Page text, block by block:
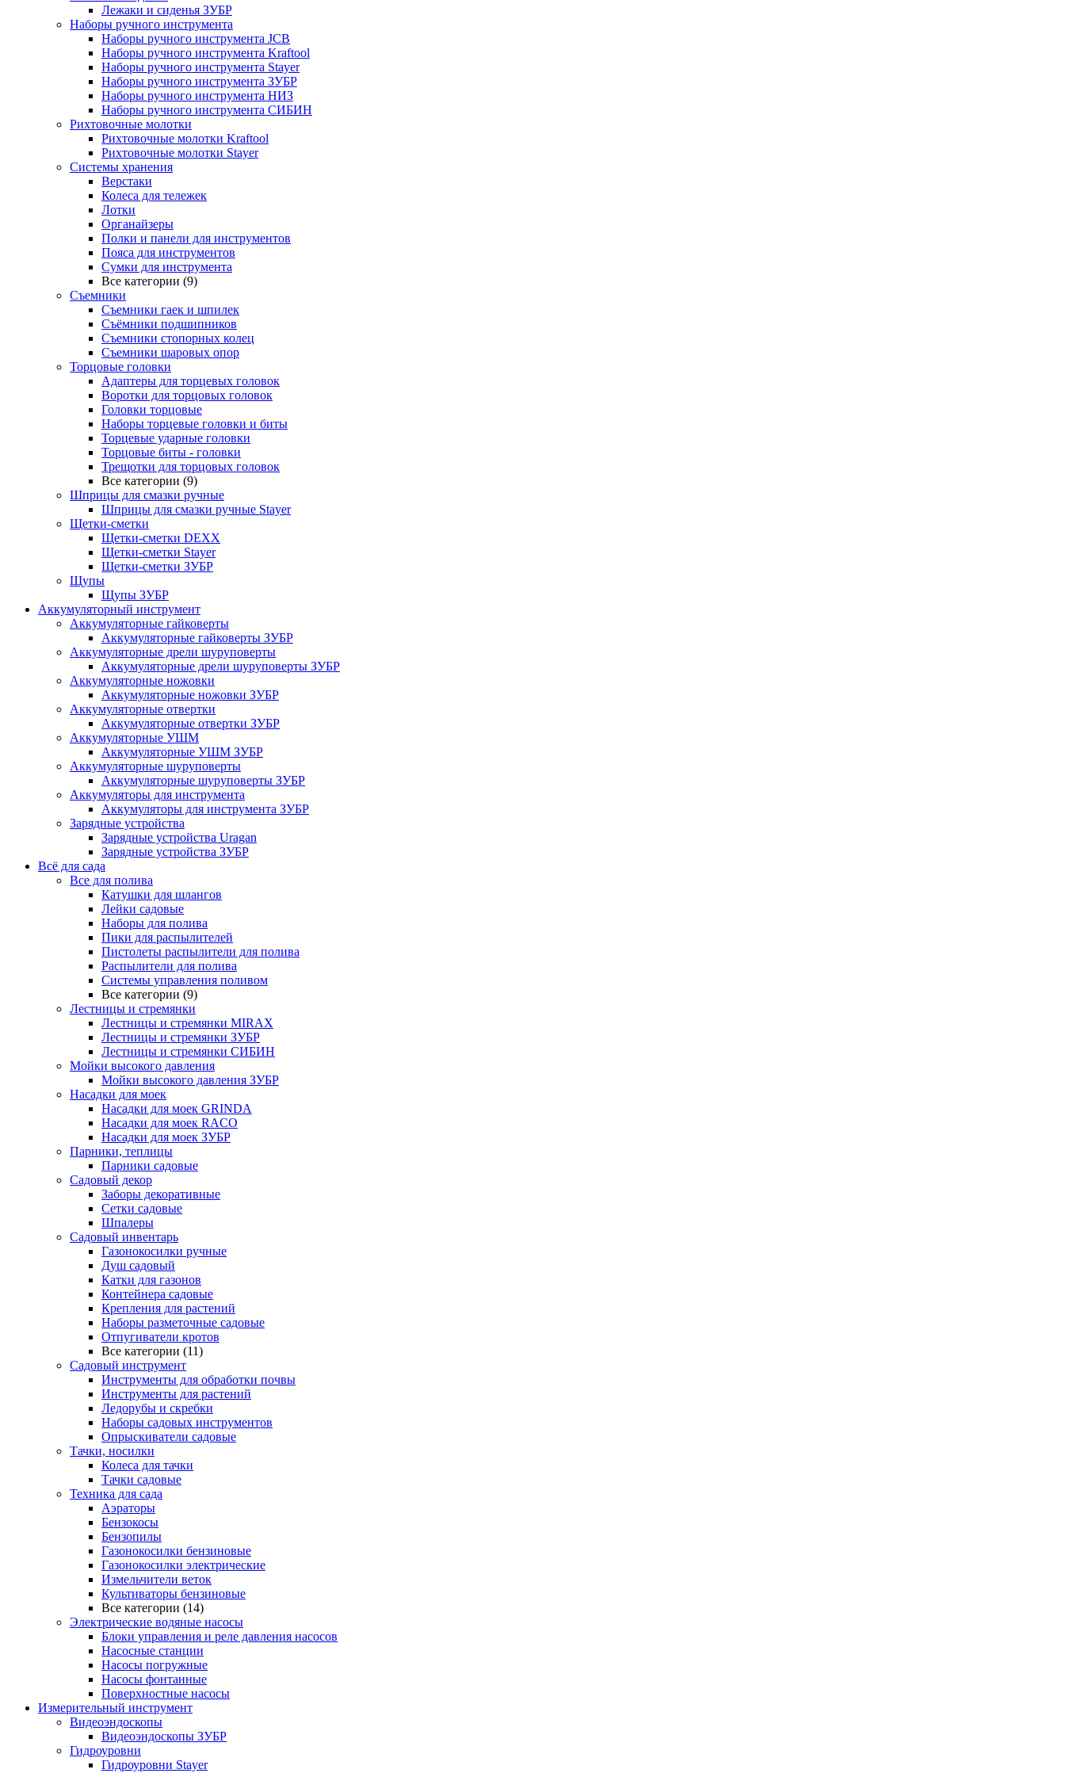
Лежаки и сиденья ЗУБР
Наборы ручного инструмента
Наборы ручного инструмента JCB
Наборы ручного инструмента Kraftool
Наборы ручного инструмента Stayer
Наборы ручного инструмента ЗУБР
Наборы ручного инструмента НИЗ
Наборы ручного инструмента СИБИН
Рихтовочные молотки
Рихтовочные молотки Kraftool
Рихтовочные молотки Stayer
Системы хранения
Верстаки
Колеса для тележек
Лотки
Органайзеры
Полки и панели для инструментов
Пояса для инструментов
Сумки для инструмента
Все категории (9)
Съемники
Съемники гаек и шпилек
Съёмники подшипников
Съемники стопорных колец
Съемники шаровых опор
Торцовые головки
Адаптеры для торцевых головок
Воротки для торцовых головок
Головки торцовые
Наборы торцевые головки и биты
Торцевые ударные головки
Торцовые биты - головки
Трещотки для торцовых головок
Все категории (9)
Шприцы для смазки ручные
Шприцы для смазки ручные Stayer
Щетки-сметки
Щетки-сметки DEXX
Щетки-сметки Stayer
Щетки-сметки ЗУБР
Щупы
Щупы ЗУБР
Аккумуляторный инструмент
Аккумуляторные гайковерты
Аккумуляторные гайковерты ЗУБР
Аккумуляторные дрели шуруповерты
Аккумуляторные дрели шуруповерты ЗУБР
Аккумуляторные ножовки
Аккумуляторные ножовки ЗУБР
Аккумуляторные отвертки
Аккумуляторные отвертки ЗУБР
Аккумуляторные УШМ
Аккумуляторные УШМ ЗУБР
Аккумуляторные шуруповерты
Аккумуляторные шуруповерты ЗУБР
Аккумуляторы для инструмента
Аккумуляторы для инструмента ЗУБР
Зарядные устройства
Зарядные устройства Uragan
Зарядные устройства ЗУБР
Всё для сада
Все для полива
Катушки для шлангов
Лейки садовые
Наборы для полива
Пики для распылителей
Пистолеты распылители для полива
Распылители для полива
Системы управления поливом
Все категории (9)
Лестницы и стремянки
Лестницы и стремянки MIRAX
Лестницы и стремянки ЗУБР
Лестницы и стремянки СИБИН
Мойки высокого давления
Мойки высокого давления ЗУБР
Насадки для моек
Насадки для моек GRINDA
Насадки для моек RACO
Насадки для моек ЗУБР
Парники, теплицы
Парники садовые
Садовый декор
Заборы декоративные
Сетки садовые
Шпалеры
Садовый инвентарь
Газонокосилки ручные
Душ садовый
Катки для газонов
Контейнера садовые
Крепления для растений
Наборы разметочные садовые
Отпугиватели кротов
Все категории (11)
Садовый инструмент
Инструменты для обработки почвы
Инструменты для растений
Ледорубы и скребки
Наборы садовых инструментов
Опрыскиватели садовые
Тачки, носилки
Колеса для тачки
Тачки садовые
Техника для сада
Аэраторы
Бензокосы
Бензопилы
Газонокосилки бензиновые
Газонокосилки электрические
Измельчители веток
Культиваторы бензиновые
Все категории (14)
Электрические водяные насосы
Блоки управления и реле давления насосов
Насосные станции
Насосы погружные
Насосы фонтанные
Поверхностные насосы
Измерительный инструмент
Видеоэндоскопы
Видеоэндоскопы ЗУБР
Гидроуровни
Гидроуровни Stayer